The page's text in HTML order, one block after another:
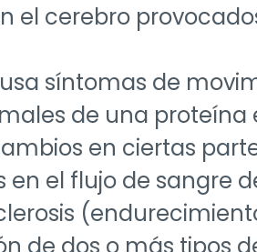
el cerebro
síntomas de
de una proteína
en ciertas
en el flujo de sangre